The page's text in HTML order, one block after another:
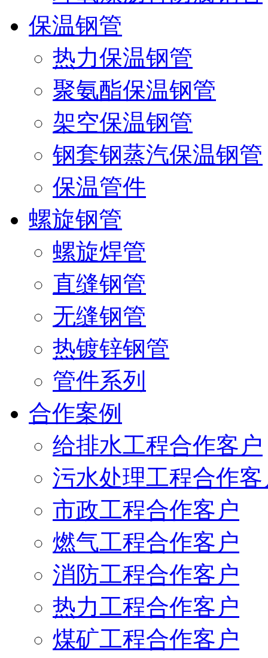
保温钢管
热力保温钢管
聚氨酯保温钢管
架空保温钢管
钢套钢蒸汽保温钢管
保温管件
螺旋钢管
螺旋焊管
直缝钢管
无缝钢管
热镀锌钢管
管件系列
合作案例
给排水工程合作客户
污水处理工程合作客
市政工程合作客户
燃气工程合作客户
消防工程合作客户
热力工程合作客户
煤矿工程合作客户